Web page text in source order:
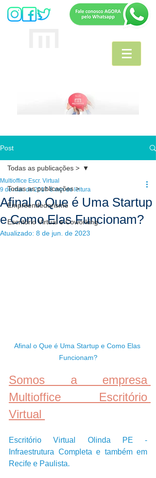
Post
Todas as publicações >
Empreendedorismo
Escritório Virtual e Coworking
Todas as publicações >
Afinal o Que é Uma Startup
e Como Elas Funcionam?
Multioffice Escr. Virtual
9 de mai. de 2017 8 min de leitura
Atualizado: 8 de jun. de 2023
Afinal o Que é Uma Startup e Como Elas
Funcionam?
Somos a empresa
Multioffice Escritório
Virtual
Escritório Virtual Olinda PE -
Infraestrutura Completa e também em
Recife e Paulista.